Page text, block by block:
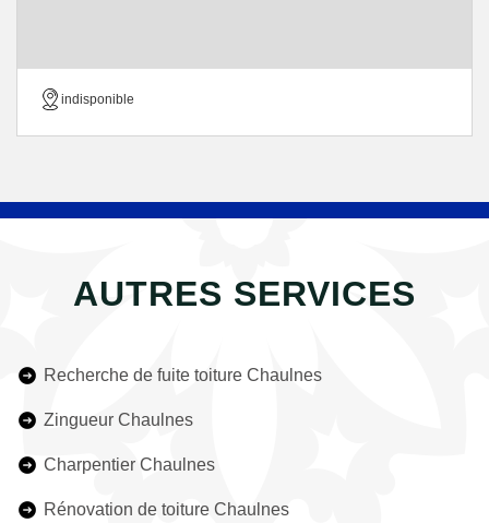
indisponible
AUTRES SERVICES
Recherche de fuite toiture Chaulnes
Zingueur Chaulnes
Charpentier Chaulnes
Rénovation de toiture Chaulnes